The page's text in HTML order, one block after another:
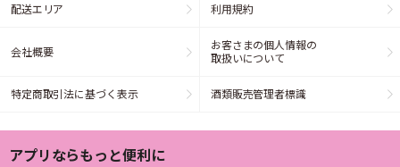
配送エリア 利用規約
会社概要
お客さまの個人情報の
取扱いについて
特定商取引法に基づく表示 酒類販売管理者標識
アプリならもっと便利に